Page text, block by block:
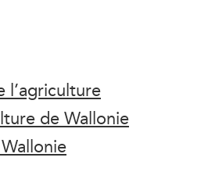
l’agriculture
de Wallonie